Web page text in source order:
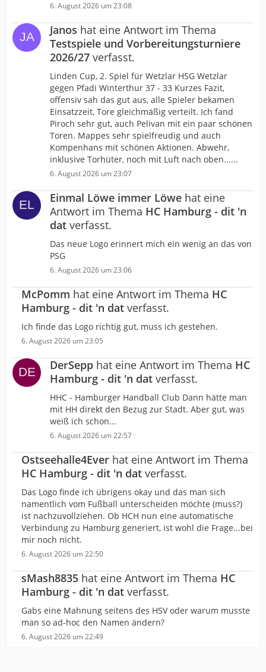
6. August 2026 um 23:08
Janos hat eine Antwort im Thema
Testspiele und Vorbereitungsturniere
2026/27 verfasst.
Linden Cup, 2. Spiel für Wetzlar HSG Wetzlar
gegen Pfadi Winterthur 37 - 33 Kurzes Fazit,
offensiv sah das gut aus, alle Spieler bekamen
Einsatzzeit, Tore gleichmäßig verteilt. Ich fand
Piroch sehr gut, auch Pelivan mit ein paar schönen
Toren. Mappes sehr spielfreudig und auch
Kompenhans mit schönen Aktionen. Abwehr,
inklusive Torhüter, noch mit Luft nach oben......
6. August 2026 um 23:07
Einmal Löwe immer Löwe hat eine
Antwort im Thema HC Hamburg - dit 'n
dat verfasst.
Das neue Logo erinnert mich ein wenig an das von
PSG
6. August 2026 um 23:06
McPomm hat eine Antwort im Thema HC
Hamburg - dit 'n dat verfasst.
Ich finde das Logo richtig gut, muss ich gestehen.
6. August 2026 um 23:05
DerSepp hat eine Antwort im Thema HC
Hamburg - dit 'n dat verfasst.
HHC - Hamburger Handball Club Dann hätte man
mit HH direkt den Bezug zur Stadt. Aber gut, was
weiß ich schon...
6. August 2026 um 22:57
Ostseehalle4Ever hat eine Antwort im Thema
HC Hamburg - dit 'n dat verfasst.
Das Logo finde ich übrigens okay und das man sich
namentlich vom Fußball unterscheiden möchte (muss?)
ist nachzuvollziehen. Ob HCH nun eine automatische
Verbindung zu Hamburg generiert, ist wohl die Frage...bei
mir noch nicht.
6. August 2026 um 22:50
sMash8835 hat eine Antwort im Thema HC
Hamburg - dit 'n dat verfasst.
Gabs eine Mahnung seitens des HSV oder warum musste
man so ad-hoc den Namen ändern?
6. August 2026 um 22:49